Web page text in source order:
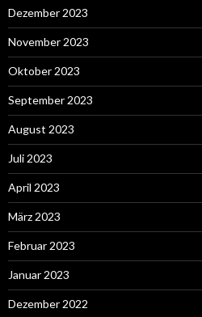
Dezember 2023
November 2023
Oktober 2023
September 2023
August 2023
Juli 2023
April 2023
März 2023
Februar 2023
Januar 2023
Dezember 2022